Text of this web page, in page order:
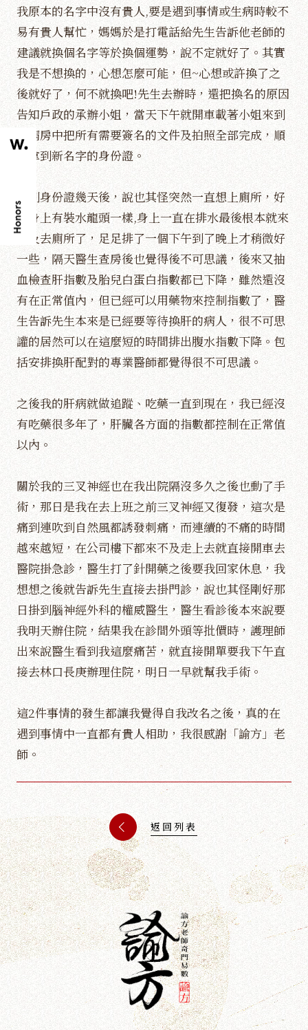
我原本的名字中沒有貴人,要是遇到事情或生病時較不
易有貴人幫忙，媽媽於是打電話給先生告訴他老師的
建議就換個名字等於換個運勢，說不定就好了。其實
我是不想換的，心想怎麼可能，但~心想或許換了之
後就好了，何不就換吧!先生去辦時，還把換名的原因
告知戶政的承辦小姐，當天下午就開車載著小姐來到
我病房中把所有需要簽名的文件及拍照全部完成，順
利拿到新名字的身份證。
拿到身份證幾天後，說也其怪突然一直想上廁所，好
像身上有裝水龍頭一樣,身上一直在排水最後根本就來
不及去廁所了，足足排了一個下午到了晚上才稍微好
一些，隔天醫生查房後也覺得後不可思議，後來又抽
血檢查肝指數及胎兒白蛋白指數都已下降，雖然還沒
有在正常值內，但已經可以用藥物來控制指數了，醫
生告訴先生本來是已經要等待換肝的病人，很不可思
讙的居然可以在這麼短的時間排出腹水指數下降。包
括安排換肝配對的專業醫師都覺得很不可思議。
之後我的肝病就做追蹤、吃藥一直到現在，我已經沒
有吃藥很多年了，肝臟各方面的指數都控制在正常值
以內。
關於我的三叉神經也在我出院隔沒多久之後也動了手
術，那日是我在去上班之前三叉神經又復發，這次是
痛到連吹到自然風都誘發刺痛，而連續的不痛的時間
越來越短，在公司樓下都來不及走上去就直接開車去
醫院掛急診，醫生打了針開藥之後要我回家休息，我
想想之後就告訴先生直接去掛門診，說也其怪剛好那
日掛到腦神經外科的權威醫生，醫生看診後本來說要
我明天辦住院，結果我在診間外頭等批價時，護理師
出來說醫生看到我這麼痛苦，就直接開單要我下午直
接去林口長庚辦理住院，明日一早就幫我手術。
這2件事情的發生都讓我覺得自我改名之後，真的在
遇到事情中一直都有貴人相助，我很感謝「諭方」老
師。
返回列表